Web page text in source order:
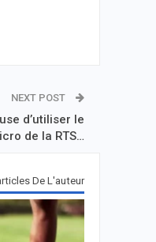
NEXT POST
d’utiliser le
de la RTS…
De L'auteur